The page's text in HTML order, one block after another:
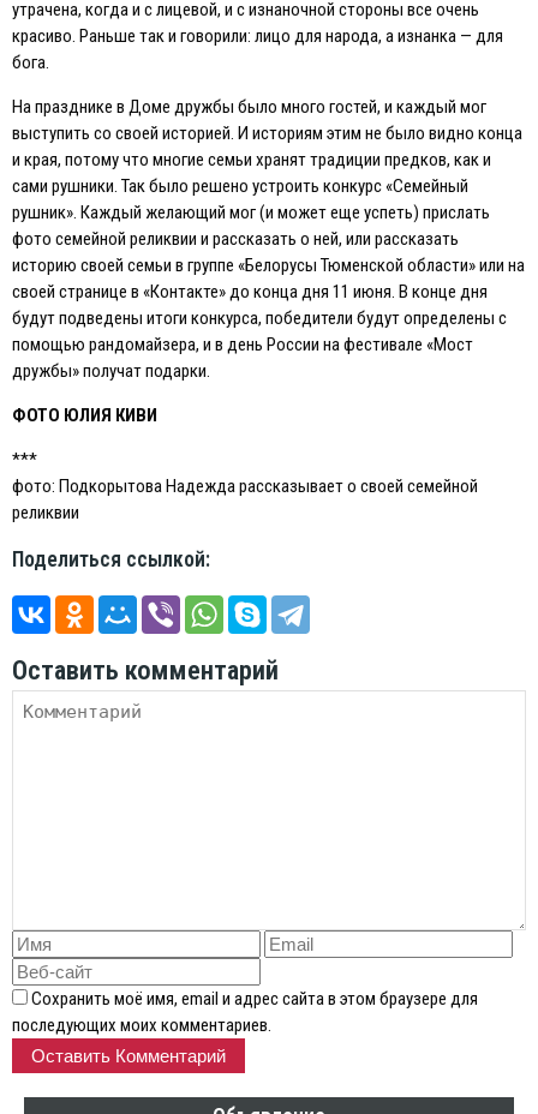
утрачена, когда и с лицевой, и с изнаночной стороны все очень
красиво. Раньше так и говорили: лицо для народа, а изнанка — для
бога.
На празднике в Доме дружбы было много гостей, и каждый мог
выступить со своей историей. И историям этим не было видно конца
и края, потому что многие семьи хранят традиции предков, как и
сами рушники. Так было решено устроить конкурс «Семейный
рушник». Каждый желающий мог (и может еще успеть) прислать
фото семейной реликвии и рассказать о ней, или рассказать
историю своей семьи в группе «Белорусы Тюменской области» или на
своей странице в «Контакте» до конца дня 11 июня. В конце дня
будут подведены итоги конкурса, победители будут определены с
помощью рандомайзера, и в день России на фестивале «Мост
дружбы» получат подарки.
ФОТО ЮЛИЯ КИВИ
***
фото: Подкорытова Надежда рассказывает о своей семейной
реликвии
Поделиться ссылкой:
Оставить комментарий
Сохранить моё имя, email и адрес сайта в этом браузере для
последующих моих комментариев.